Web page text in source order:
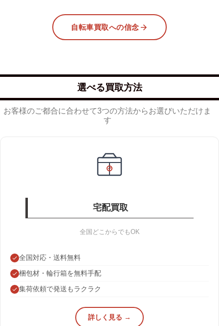
自転車買取への信念
選べる買取方法
お客様のご都合に合わせて3つの方法からお選びいただけま
す
宅配買取
全国どこからでもOK
全国対応・送料無料
梱包材・輪行箱を無料手配
集荷依頼で発送もラクラク
詳しく見る →